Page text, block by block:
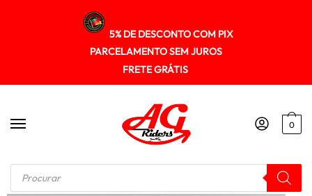
5% DE DESCONTO COM PIX
PARCELAMENTO SEM JUROS
FRETE GRÁTIS
0
Início / SEGUNDA PELE Segunda pele Alps Energy Inverno Ziper Go Ahead Feminina